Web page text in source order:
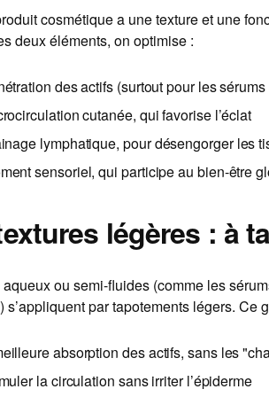
cosmétique a une texture et une
deux éléments, on optimise :
des actifs (surtout pour les
cutanée, qui favorise l’éclat
lymphatique, pour désengorger les
sensoriel, qui participe au bien-être
légères : à
ou semi-fluides (comme les
s’appliquent par tapotements légers. Ce
absorption des actifs, sans les
la circulation sans irriter l’épiderme